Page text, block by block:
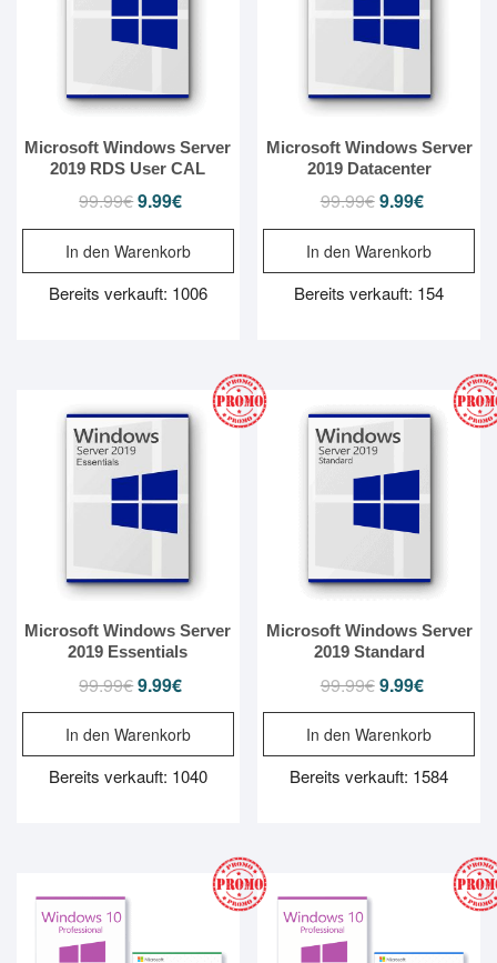
Microsoft Windows Server
2019 RDS User CAL
99.99€Ursprünglicher
Preis
war:
99.99€
9.99€
Preis
ist:
9.99€.
In den Warenkorb
Bereits verkauft: 1006
Microsoft Windows Server
2019 Datacenter
99.99€ Ursprünglicher
Preis
war:
99.99€
9.99€Aktueller
Preis
ist:
9.99€.
In den Warenkorb
Bereits verkauft: 154
Microsoft Windows Server
2019 Essentials
99.99€Ursprünglicher
Preis
war:
99.99€
9.99€
Preis
ist:
9.99€.
In den Warenkorb
Bereits verkauft: 1040
Microsoft Windows Server
2019 Standard
99.99€ Ursprünglicher
Preis
war:
99.99€
9.99€Aktueller
Preis
ist:
9.99€.
In den Warenkorb
Bereits verkauft: 1584